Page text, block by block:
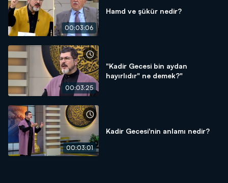
00:03:06
Hamd ve şükür nedir?
00:03:25
"Kadir Gecesi bin aydan
hayırlıdır" ne demek?"
00:03:01
Kadir Gecesi'nin anlamı nedir?